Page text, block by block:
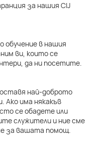
за нашия CIJ
обучение в нашия
ви, които се
да ни посетите.
най-доброто
Ако има някакъв
се обадете или
служители и ние сме
за вашата помощ.